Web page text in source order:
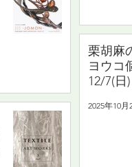
栗胡麻
ヨウコ
12/7(日)
2025年10月